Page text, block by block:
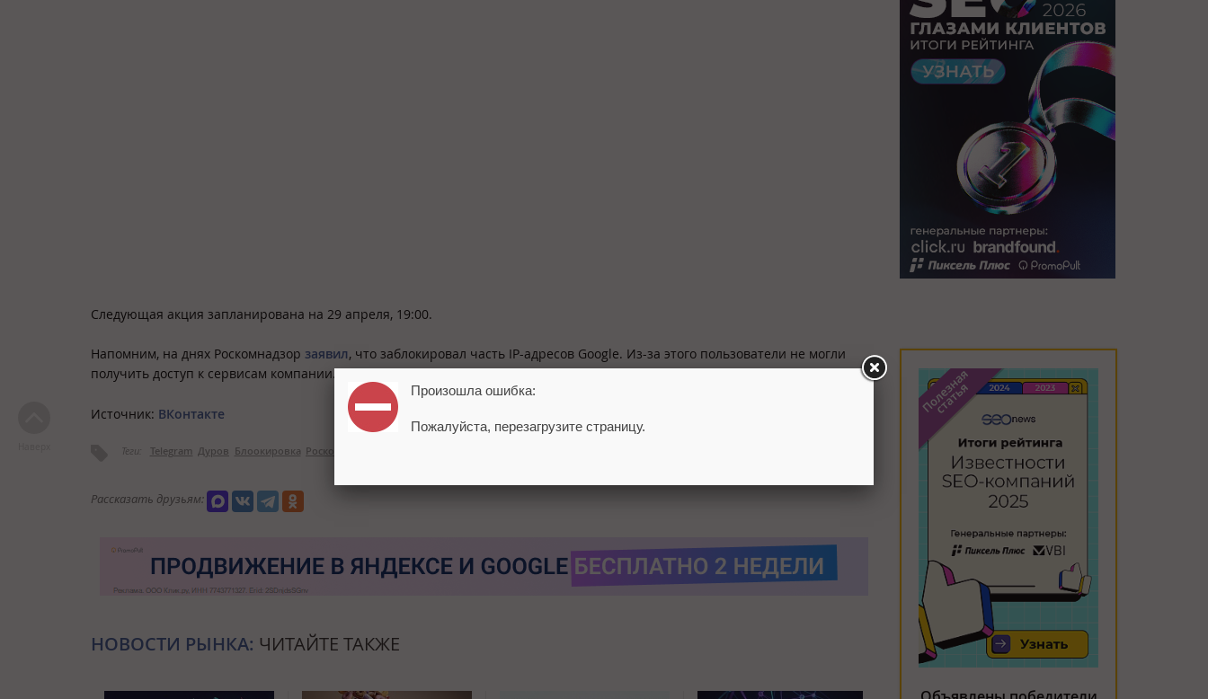
Следующая акция запланирована на 29 апреля, 19:00.
Напомним, на днях Роскомнадзор заявил, что заблокировал часть IP-адресов Google. Из-за этого пользователи не могли
получить доступ к сервисам компании.
Источник: ВКонтакте
Теги: Telegram Дуров Блоокировка Роскомнадзор
Рассказать друзьям:
НОВОСТИ РЫНКА: ЧИТАЙТЕ ТАКЖЕ
Произошла ошибка:
Пожалуйста, перезагрузите страницу.